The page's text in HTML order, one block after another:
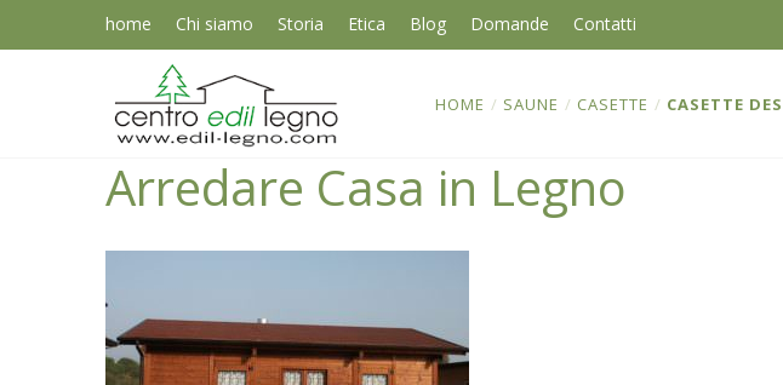
home Chi siamo Storia Etica Blog Domande Contatti
HOME / SAUNE / CASETTE / CASETTE
Arredare Casa in Legno